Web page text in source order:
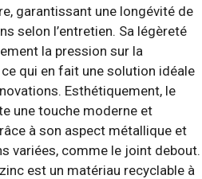
garantissant une longévité de
selon l’entretien. Sa légèreté
la pression sur la
qui en fait une solution idéale
Esthétiquement, le
une touche moderne et
à son aspect métallique et
variées, comme le joint debout.
est un matériau recyclable à